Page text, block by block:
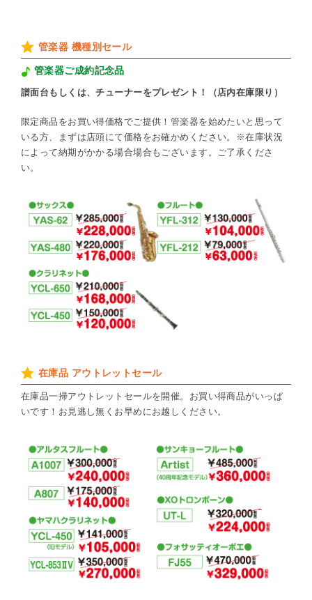
管楽器 機種別セール
管楽器ご成約記念品
譜面台もしくは、チューナーをプレゼント！（店内在庫限り）
限定商品をお買い得価格でご提供！管楽器を始めたいと思って
いる方、まずは店頭にて価格をお確かめください。※在庫状況
によって納期がかかる場合場合もございます。ご了承くださ
い。
在庫品 アウトレットセール
在庫品一掃アウトレットセールを開催。お買い得商品がいっぱ
いです！お見逃し無くお早めにお越しください。